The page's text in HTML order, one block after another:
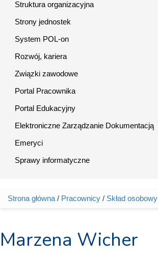
Struktura organizacyjna
Strony jednostek
System POL-on
Rozwój, kariera
Związki zawodowe
Portal Pracownika
Portal Edukacyjny
Elektroniczne Zarządzanie Dokumentacją
Emeryci
Sprawy informatyczne
Jesteś tutaj
Strona główna / Pracownicy / Skład osobowy
Marzena Wicher